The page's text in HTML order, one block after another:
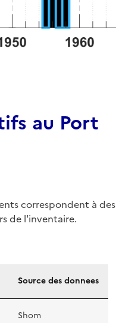
au Port
correspondent à des
de l'inventaire.
Source des donnees
Shom